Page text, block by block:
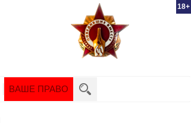
18+
ВАШЕ ПРАВО